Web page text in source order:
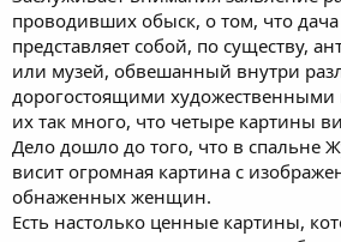
проводивших обыск, о том, что
представляет собой, по существу,
или музей, обвешанный внутри
дорогостоящими
их так много, что четыре картины
Дело дошло до того, что в спальне
висит огромная картина с
обнаженных женщин.
Есть настолько ценные картины,